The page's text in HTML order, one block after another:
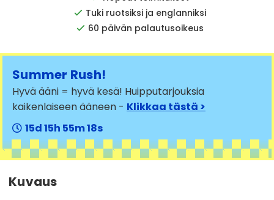
Tuki ruotsiksi ja englanniksi
60 päivän palautusoikeus
Summer Rush!
Hyvä ääni = hyvä kesä! Huipputarjouksia
kaikenlaiseen ääneen - Klikkaa tästä >
15
15 55 17
Kuvaus